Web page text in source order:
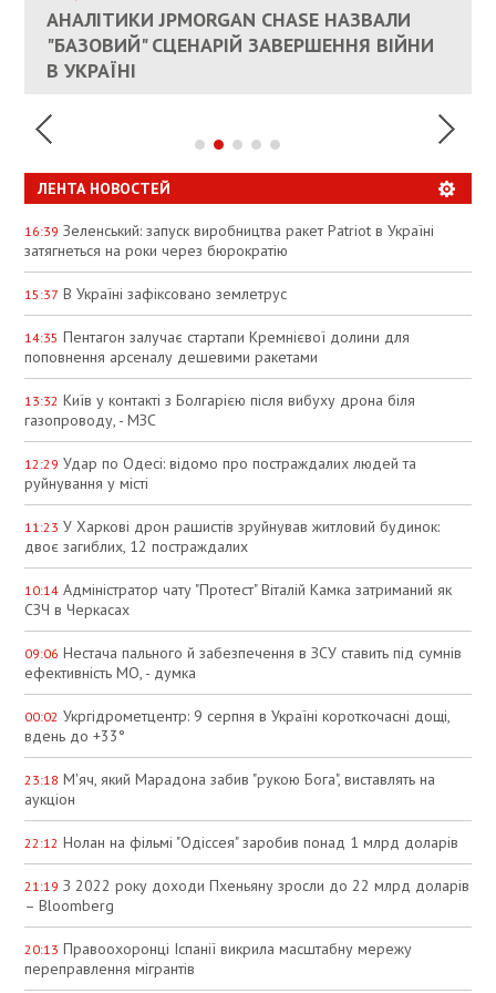
КАНДИДАТ В ПРЕМЬЕРЫ ПОЛЬШИ ПРИЗВАЛ
ЕС ПРЕКРАТИТЬ ВОЕННУЮ ПОМОЩЬ
УКРАИНЕ
АНАЛІТИКИ JPMORGAN CHASE НАЗВАЛИ
"БАЗОВИЙ" СЦЕНАРІЙ ЗАВЕРШЕННЯ ВІЙНИ
В УКРАЇНІ
РЮТТЕ
ПАЛИВНИЙ РИНОК РОЗІГРІЛИ ШТУЧНО:
АНАЛІТИКИ ЗВИНУВАТИЛИ АЗС У
СПЕКУЛЯЦІЇ
ЛЕНТА НОВОСТЕЙ
16:39 Зеленський: запуск виробництва ракет Patriot в Україні
затягнеться на роки через бюрократію
15:37 В Україні зафіксовано землетрус
14:35 Пентагон залучає стартапи Кремнієвої долини для
поповнення арсеналу дешевими ракетами
13:32 Київ у контакті з Болгарією після вибуху дрона біля
газопроводу, - МЗС
12:29 Удар по Одесі: відомо про постраждалих людей та
руйнування у місті
11:23 У Харкові дрон рашистів зруйнував житловий будинок:
двоє загиблих, 12 постраждалих
10:14 Адміністратор чату "Протест" Віталій Камка затриманий як
СЗЧ в Черкасах
09:06 Нестача пального й забезпечення в ЗСУ ставить під сумнів
ефективність МО, - думка
00:02 Укргідрометцентр: 9 серпня в Україні короткочасні дощі,
вдень до +33°
23:18 М'яч, який Марадона забив "рукою Бога", виставлять на
аукціон
22:12 Нолан на фільмі "Одіссея" заробив понад 1 млрд доларів
21:19 З 2022 року доходи Пхеньяну зросли до 22 млрд доларів
– Bloomberg
20:13 Правоохоронці Іспанії викрила масштабну мережу
переправлення мігрантів